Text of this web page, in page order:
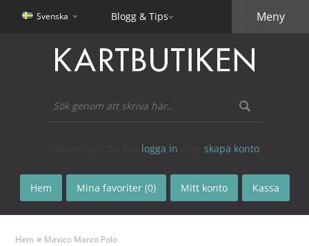
Svenska Blogg & Tips
logga in skapa konto
Hem Mina favoriter (0) Mitt konto Kassa
Meny
Hem » Mexico Marco Polo